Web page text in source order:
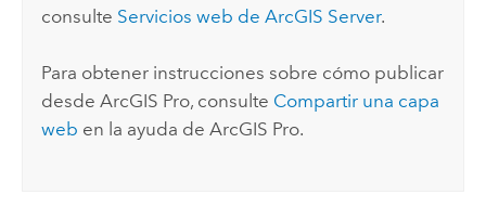
consulte Servicios web deArcGIS Server.
Para obtener instrucciones sobre cómo publicar
desdeArcGIS Pro, consulte Compartir una capa
web en la ayuda deArcGIS Pro.